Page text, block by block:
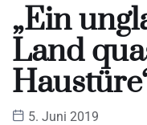
„Ein
Land
5. Juni 2019